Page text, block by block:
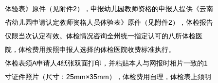
体验表》原件（见附件2），申报幼儿园教师资格的申报人提供《云南
省幼儿园申请认定教师资格人员体验表》原件（见附件2），体检报告
仅限当次认定有效。体检情况咨询全州统一指定认可的八所体检医
院，体检费用按照申报人选择的体检医院收费标准执行。
体检表须A申请人4纸张双面打印，并粘贴本人与网报时相片一致的1
寸证件照片（尺寸：25mm×35mm），体检费用自理，体检表上须明